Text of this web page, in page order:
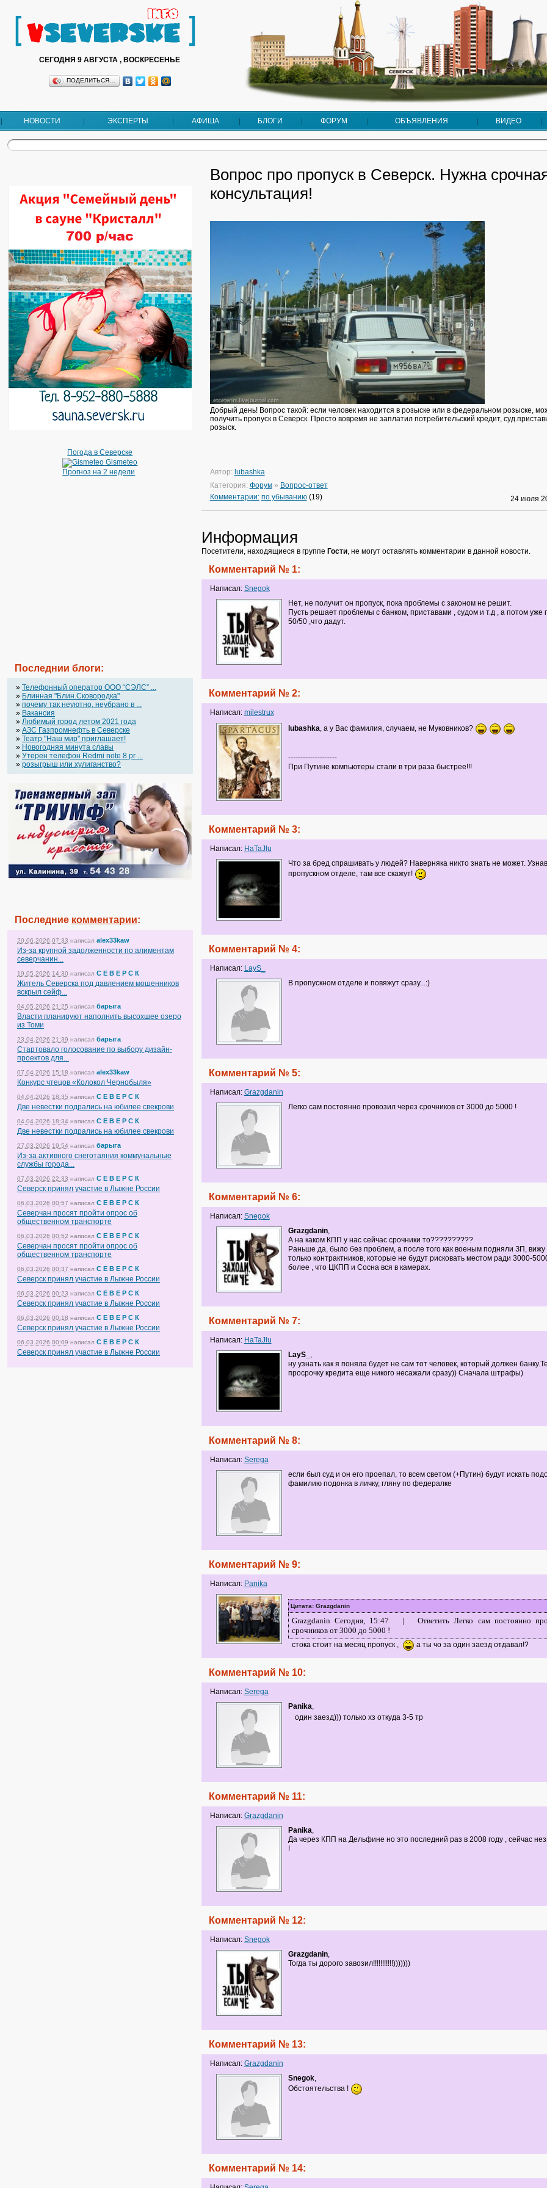
СЕГОДНЯ 9 АВГУСТА , ВОСКРЕСЕНЬЕ
ПОДЕЛИТЬСЯ…
НОВОСТИ ЭКСПЕРТЫ АФИША БЛОГИ ФОРУМ ОБЪЯВЛЕНИЯ ВИДЕО
Погода в Северске
Gismeteo
Прогноз на 2 недели
Последнии блоги:
» Телефонный оператор OOO “СЭЛС” ...
» Блинная "Блин.Сковородка"
» почему так неуютно, неубрано в ...
» Вакансия
» Любимый город летом 2021 года
» АЗС Газпромнефть в Северске
» Театр "Наш мир" приглашает!
» Новогодняя минута славы
» Утерен телефон Redmi note 8 pr ...
» розыгрыш или хулиганство?
Последние комментарии:
20.06.2026 07:33 написал alex33kaw
Из-за крупной задолженности по алиментам
северчанин...
19.05.2026 14:30 написал С Е В Е Р С К
Житель Северска под давлением мошенников
вскрыл сейф...
04.05.2026 21:25 написал барыга
Власти планируют наполнить высохшее озеро
из Томи
23.04.2026 21:39 написал барыга
Стартовало голосование по выбору дизайн-
проектов для...
07.04.2026 15:18 написал alex33kaw
Конкурс чтецов «Колокол Чернобыля»
04.04.2026 18:35 написал С Е В Е Р С К
Две невестки подрались на юбилее свекрови
04.04.2026 18:34 написал С Е В Е Р С К
Две невестки подрались на юбилее свекрови
27.03.2026 19:54 написал барыга
Из-за активного снеготаяния коммунальные
службы города...
07.03.2026 22:33 написал С Е В Е Р С К
Северск принял участие в Лыжне России
06.03.2026 00:57 написал С Е В Е Р С К
Северчан просят пройти опрос об
общественном транспорте
06.03.2026 00:52 написал С Е В Е Р С К
Северчан просят пройти опрос об
общественном транспорте
06.03.2026 00:37 написал С Е В Е Р С К
Северск принял участие в Лыжне России
06.03.2026 00:23 написал С Е В Е Р С К
Северск принял участие в Лыжне России
06.03.2026 00:18 написал С Е В Е Р С К
Северск принял участие в Лыжне России
06.03.2026 00:09 написал С Е В Е Р С К
Северск принял участие в Лыжне России
Вопрос про пропуск в Северск. Нужна
консультация!
Добрый день! Вопрос такой: если человек находится в розыске или в федеральном розыске,
получить пропуск в Северск. Просто вовремя не заплатил потребительский кредит,
розыск.
Автор: lubashka
Категория: Форум» Вопрос-ответ
Комментарии: по убыванию(19) 24 июля
Информация
Посетители, находящиеся в группе Гости, не могут оставлять комментарии в данной новости.
Комментарий № 1:
Написал: Snegok
Нет, не получит он пропуск, пока проблемы с законом не решит.
Пусть решает проблемы с банком, приставами , судом и т.д , а потом уже
50/50 ,что дадут.
Комментарий № 2:
Написал: milestrux
lubashka, а у Вас фамилия, случаем, не Муковников?
--------------------
При Путине компьютеры стали в три раза быстрее!!!
Комментарий № 3:
Написал: HaTaJlu
Что за бред спрашивать у людей? Наверняка никто знать не может.
пропускном отделе, там все скажут!
Комментарий № 4:
Написал: LayS_
В пропускном отделе и повяжут сразу...:)
Комментарий № 5:
Написал: Grazgdanin
Легко сам постоянно провозил через срочников от 3000 до 5000 !
Комментарий № 6:
Написал: Snegok
Grazgdanin,
А на каком КПП у нас сейчас срочники то??????????
Раньше да, было без проблем, а после того как военым подняли ЗП,
только контрактников, которые не будут рисковать местом ради 3000-
более , что ЦКПП и Сосна вся в камерах.
Комментарий № 7:
Написал: HaTaJlu
LayS_ ,
ну узнать как я поняла будет не сам тот человек, который должен
просрочку кредита еще никого несажали сразу)) Сначала штрафы)
Комментарий № 8:
Написал: Serega
если был суд и он его проепал, то всем светом (+Путин) будут искать
фамилию подонка в личку, гляну по федералке
Комментарий № 9:
Написал: Panika
Цитата: Grazgdanin
Grazgdanin Сегодня, 15:47 | Ответить Легко сам постоянно
срочников от 3000 до 5000 !
стока стоит на месяц пропуск , а ты чо за один заезд отдавал!?
Комментарий № 10:
Написал: Serega
Panika,
один заезд))) только хз откуда 3-5 тр
Комментарий № 11:
Написал: Grazgdanin
Panika,
Да через КПП на Дельфине но это последний раз в 2008 году , сейчас
!
Комментарий № 12:
Написал: Snegok
Grazgdanin,
Тогда ты дорого завозил!!!!!!!!!!!)))))))
Комментарий № 13:
Написал: Grazgdanin
Snegok,
Обстоятельства !
Комментарий № 14: